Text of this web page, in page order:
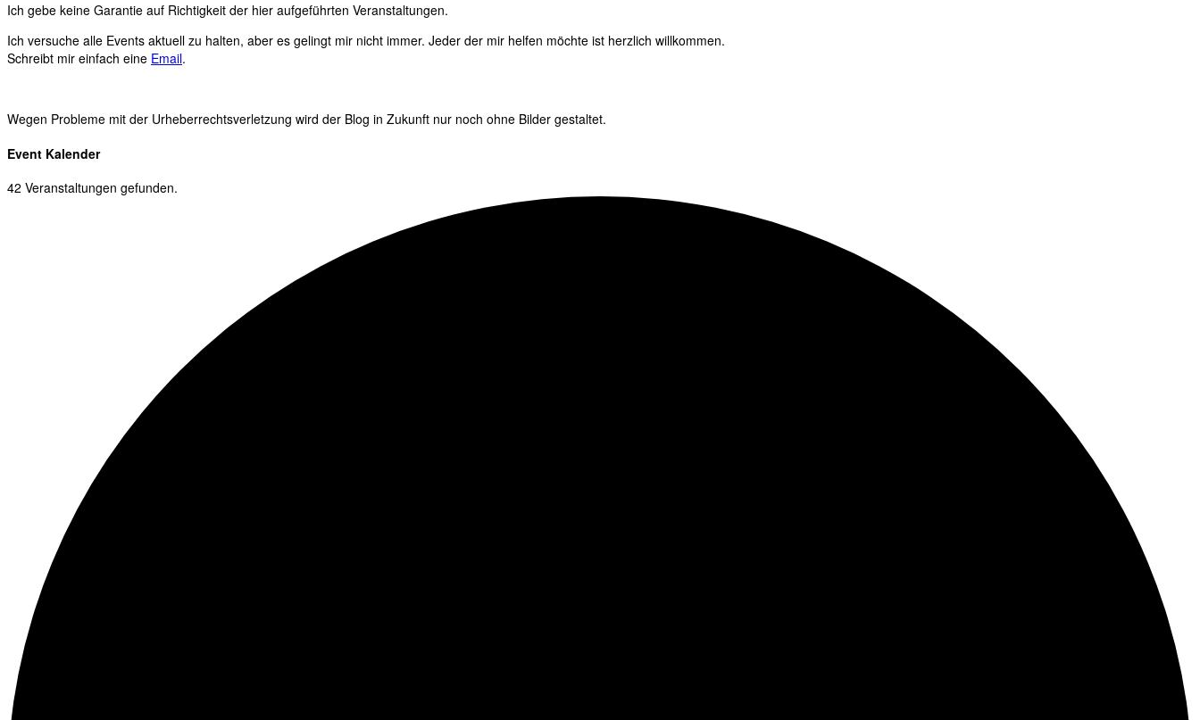
Ich gebe keine Garantie auf Richtigkeit der hier aufgeführten Veranstaltungen.
Ich versuche alle Events aktuell zu halten, aber es gelingt mir nicht immer. Jeder der mir helfen möchte ist herzlich willkommen.
Schreibt mir einfach eine Email.
Wegen Probleme mit der Urheberrechtsverletzung wird der Blog in Zukunft nur noch ohne Bilder gestaltet.
Event Kalender
42 Veranstaltungen gefunden.